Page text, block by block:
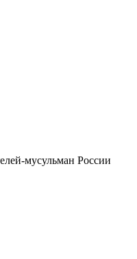
мусульман России